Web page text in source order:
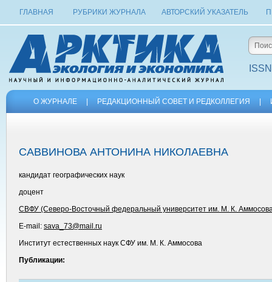
ГЛАВНАЯ РУБРИКИ ЖУРНАЛА АВТОРСКИЙ УКАЗАТЕЛЬ
О ЖУРНАЛЕ РЕДАКЦИОННЫЙ СОВЕТ И РЕДКОЛЛЕГИЯ
САВВИНОВА АНТОНИНА НИКОЛАЕВНА
кандидат географических наук
доцент
СВФУ (Северо-Восточный федеральный университет им. М. К.
E-mail: sava_73@mail.ru
Институт естественных наук СФУ им. М. К. Аммосова
Публикации: